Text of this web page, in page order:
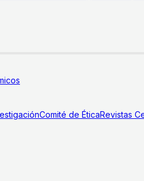
Comité de ÉticaRevistas